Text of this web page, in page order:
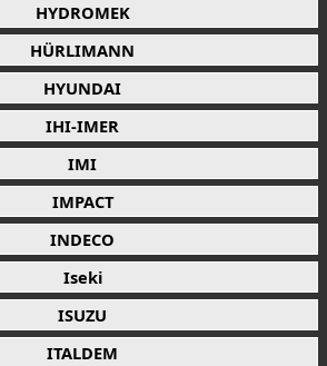
HYDROMEK
HÜRLIMANN
HYUNDAI
IHI-IMER
IMI
IMPACT
INDECO
Iseki
ISUZU
ITALDEM